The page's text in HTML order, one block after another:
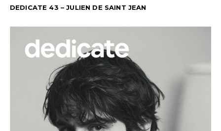
DEDICATE 43 – JULIEN DE SAINT JEAN